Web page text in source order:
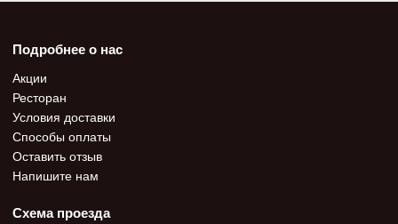
Подробнее о нас
Акции
Ресторан
Условия доставки
Способы оплаты
Оставить отзыв
Напишите нам
Схема проезда